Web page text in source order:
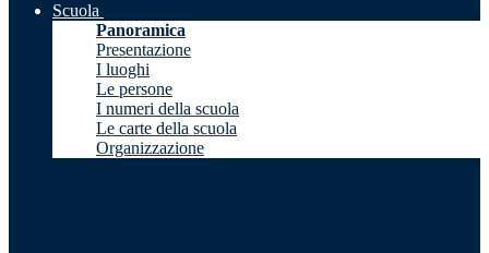
Scuola
Panoramica
Presentazione
I luoghi
Le persone
I numeri della scuola
Le carte della scuola
Organizzazione